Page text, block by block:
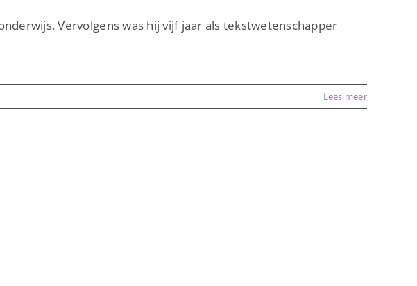
Vervolgens was hij vijf jaar als tekstwetenschapper
Lees meer